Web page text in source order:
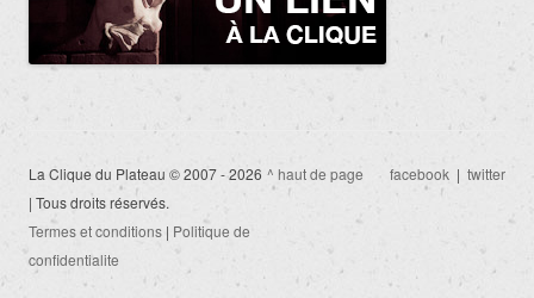
La Clique du Plateau © 2007 - 2026
| Tous droits réservés.
Termes et conditions | Politique de
confidentialite
^ haut de page facebook | twitter